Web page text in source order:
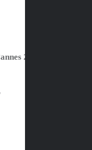
2018